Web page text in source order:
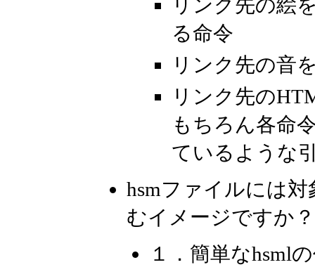
リンク先の絵
る命令
リンク先の音
リンク先の
もちろん各命
ているような
hsmファイルには
むイメージですか
１．簡単なhsml